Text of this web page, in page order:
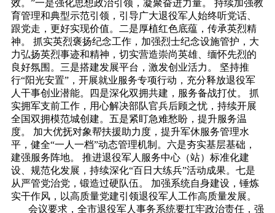
效。”一是强化思想政治引领，凝聚奋进力量。 持续加强教
育管理和典型示范引领，引导广大退役军人始终听党话、
跟党走，更好实现价值。二是厚植红色底蕴，传承英烈精
神。 抓实英烈褒扬纪念工作，加强烈士纪念设施管护，大
力弘扬英烈事迹和精神，切实营造崇尚英雄、缅怀先烈的
良好氛围。三是搭建发展平台，激发创业活力。 坚持推
行“阳光安置”，开展就业服务专项行动，充分释放退役军
人干事创业潜能。四是深化双拥共建，服务备战打仗。 抓
实拥军支前工作，用心解决部队官兵后顾之忧，持续开展
全国双拥模范城创建。五是紧盯急难愁盼，提升服务温
度。 加大优抚对象帮扶援助力度，提升军休服务管理水
平，健全“一人一档”动态管理机制。六是夯实基层基础，
建强服务阵地。 推进退役军人服务中心（站）标准化建
设、规范化发展，持续深化“百日大练兵”活动成果。七是
从严管党治党，锻造过硬队伍。 加强系统自身建设，锤炼
实干作风，以高质量党建引领退役军人工作高质量发展。
会议要求，全市退役军人事务系统要扛牢政治责任，强